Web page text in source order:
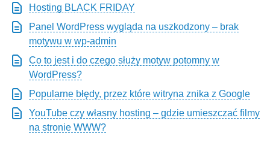
Hosting BLACK FRIDAY
Panel WordPress wygląda na uszkodzony – brak
motywu w wp-admin
Co to jest i do czego służy motyw potomny w
WordPress?
Popularne błędy, przez które witryna znika z Google
YouTube czy własny hosting – gdzie umieszczać filmy
na stronie WWW?